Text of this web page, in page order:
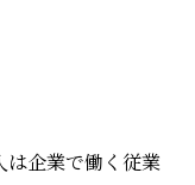
は企業で働く従業